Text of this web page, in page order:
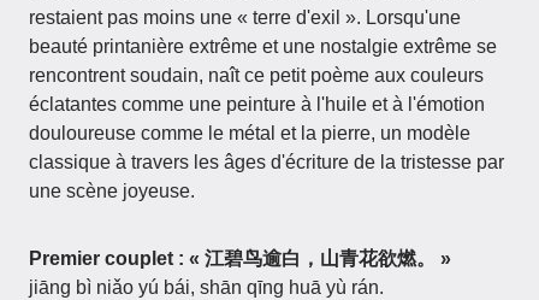
restaient pas moins une « terre d'exil ». Lorsqu'une
beauté printanière extrême et une nostalgie extrême se
rencontrent soudain, naît ce petit poème aux couleurs
éclatantes comme une peinture à l'huile et à l'émotion
douloureuse comme le métal et la pierre, un modèle
classique à travers les âges d'écriture de la tristesse par
une scène joyeuse.
Premier couplet : « 江碧鸟逾白，山青花欲燃。 »
jiāng bì niǎo yú bái, shān qīng huā yù rán.